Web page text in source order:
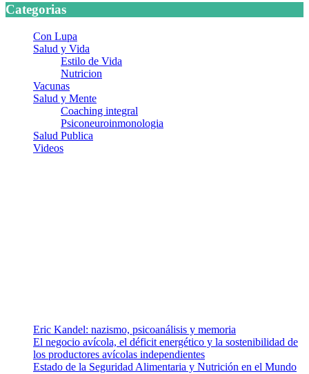
Categorias
Con Lupa
Salud y Vida
Estilo de Vida
Nutricion
Vacunas
Salud y Mente
Coaching integral
Psiconeuroinmonologia
Salud Publica
Videos
Eric Kandel: nazismo, psicoanálisis y memoria
El negocio avícola, el déficit energético y la sostenibilidad de
los productores avícolas independientes
Estado de la Seguridad Alimentaria y Nutrición en el Mundo